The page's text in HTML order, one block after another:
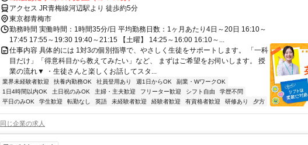
アクセス JR青梅線河辺駅より 徒歩約5分
東京都青梅市
勤務時間 実働時間：1時間35分/日 平均勤務日数：1ヶ月あたり4日～20日 16:10～
17:45 17:55～19:30 19:40～21:15 【土曜】 14:25～16:00 16:10～...
仕事内容 具体的には 1対3の個別指導で、やさしく生徒をサポートします。 「一科
目だけ」「得意科目から教えてみたい」など、 まずはご希望をお伺いします。 授
業の流れ▼ ・生徒さんと楽しくお話してスタ...
業界未経験者歓迎 扶養内勤務OK 社員登用あり 週1日からOK
副業・WワークOK
1日4時間以内OK
土日祝のみOK 主婦・主夫歓迎 フリーター歓迎 シフト自由
学歴不問
平日のみOK
学生歓迎 転勤なし 英語 未経験者歓迎 経験者歓迎 有資格者歓迎 研修あり 夕方
同じ企業の求人